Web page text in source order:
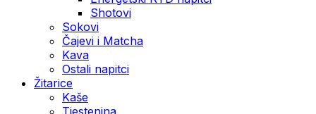
Shotovi
Sokovi
Čajevi i Matcha
Kava
Ostali napitci
Žitarice
Kaše
Tjestenina